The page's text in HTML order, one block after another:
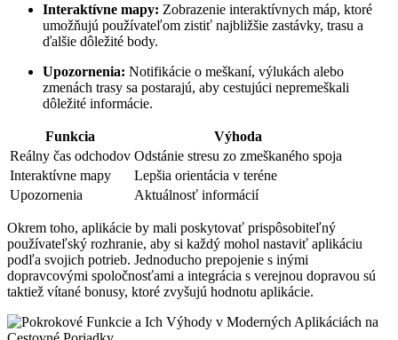
Interaktívne mapy: Zobrazenie interaktívnych máp, ktoré
umožňujú používateľom zistiť najbližšie zastávky, trasu a
ďalšie dôležité body.
Upozornenia: Notifikácie o meškaní, výlukách alebo
zmenách trasy sa postarajú, aby cestujúci nepremeškali
dôležité informácie.
Funkcia
Výhoda
Reálny čas odchodov Odstánie stresu zo zmeškaného spoja
Interaktívne mapy
Lepšia orientácia v teréne
Upozornenia
Aktuálnosť informácií
Okrem toho, aplikácie by mali poskytovať prispôsobiteľný
používateľský rozhranie, aby si každý mohol nastaviť aplikáciu
podľa svojich potrieb. Jednoducho prepojenie s inými
dopravcovými spoločnosťami a integrácia s verejnou dopravou sú
taktiež vítané bonusy, ktoré zvyšujú hodnotu aplikácie.